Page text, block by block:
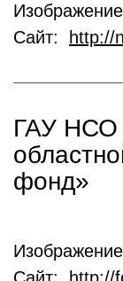
Сайт:
http://
ГАУ НСО
фонд»